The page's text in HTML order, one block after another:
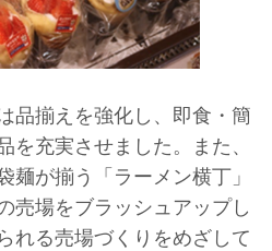
品揃えを強化し、即食・簡
を充実させました。また、
麺が揃う「ラーメン横丁」
売場をブラッシュアップし
れる売場づくりをめざして